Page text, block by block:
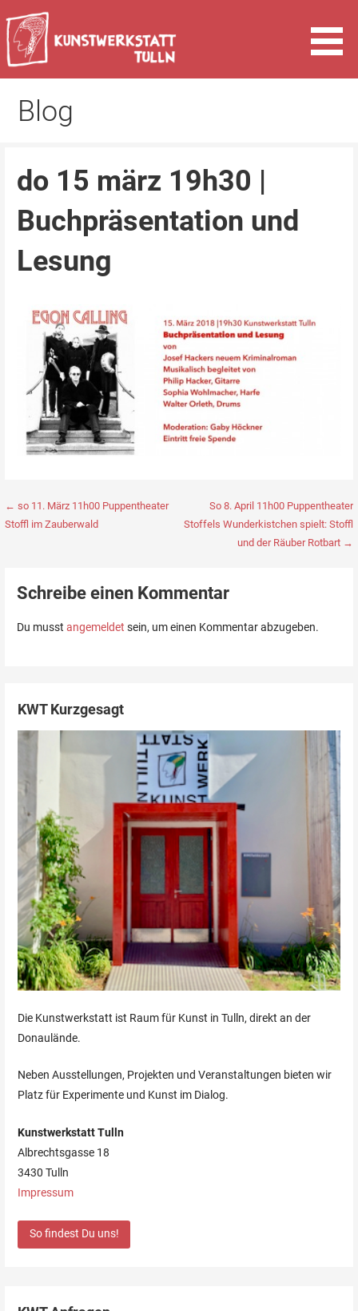
Inhalt
springen
Kunstwerkstatt Tulln
Blog
do 15 märz 19h30 |
Buchpräsentation und
Lesung
Beitragsnavigation
← so 11. März 11h00 Puppentheater
Stoffl im Zauberwald
So 8. April 11h00 Puppentheater
Stoffels Wunderkistchen spielt: Stoffl
und der Räuber Rotbart →
Schreibe einen Kommentar
Du musst angemeldet sein, um einen Kommentar abzugeben.
KWT Kurzgesagt
Die Kunstwerkstatt ist Raum für Kunst in Tulln, direkt an der
Donaulände.
Neben Ausstellungen, Projekten und Veranstaltungen bieten wir
Platz für Experimente und Kunst im Dialog.
Kunstwerkstatt Tulln
Albrechtsgasse 18
3430 Tulln
Impressum
So findest Du uns!